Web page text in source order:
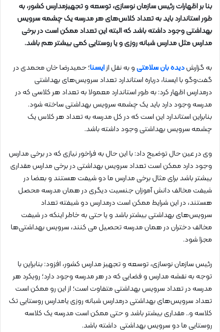
بنا بر اظهارات رئیس سازمان نوسازی، توسعه و تجهیزمدارس کشور، به
طور استاندارد باید به تعداد کلاس‌های هر مدرسه یک چشمه سرویس
بهداشتی وجود داشته باشد که البته این تعداد ممکن است در برخی
مدارس مثل مدارس شبانه روزی و یا روستایی کمی بیشتر هم باشد.
به گزارشدیده بان سلامتیو به نقل ازایسنا؛ حمیدرضا خان محمدی در
گفت‌وگو با ایسنا، درباره استاندارد تعداد سرویس‌های بهداشتی
درمدارس اظهار کرد: به طور استاندارد معمولا به تعداد هر کلاسی که در
مدرسه وجود دارد باید یک چشمه سرویس بهداشتی ساخته شود.
بنابراین استاندارد این است که در کل مدرسه به تعداد هر کلاس یک
چشمه سرویس بهداشتی وجود داشته باشد.
وی در عین حال توضیح داد: با این حال به فراخور نیازی که در برخی مدارس
وجود دارد ممکن است تعداد سرویس بهداشتی در برخی مدارس مقداری
بیشتر باشد برای مثال برخی مدارس ما دو شیفت هستند و بعضا در
شیفت مخالف دانش آموزان جنسیت دیگری در همان مدرسه محصل
هستند، در این شرایط ممکن است درمدارس دو شیفته تعداد
سرویس‌های بهداشتی بیشتر باشد و یا حتی به خاطر اینکه در شیفت
مخالف دختران در همان مدرسه تحصیل می کنند، سرویس بهداشتی‌ها
مجزا شود.
رئیس سازمان نوسازی، توسعه و تجهیز مدارس کشور، افزود: بنابراین با
توجه به نقشه مدارس و فضایی که در هر مدرسه وجود دارد؛ رویکرد هر
مدرسه در تعداد سرویس بهداشتی متفاوت است؛ از این رو ممکن است
تعداد سرویس‌های بهداشتی درمدارس شبانه روزی یامدارس روستایی تک
کلاسه و.. مقداری بیشتر باشد و حتی ممکن است مدرسه یک کلاسه
روستایی ما دو سرویس بهداشتی داشته باشد.